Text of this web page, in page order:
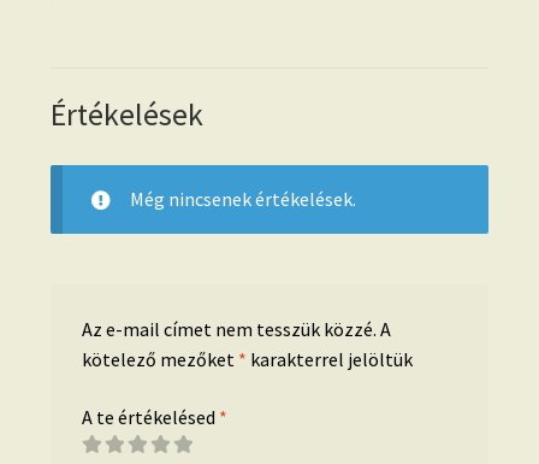
Értékelések
Még nincsenek értékelések.
Az e-mail címet nem tesszük közzé. A
kötelező mezőket * karakterrel jelöltük
A te értékelésed *